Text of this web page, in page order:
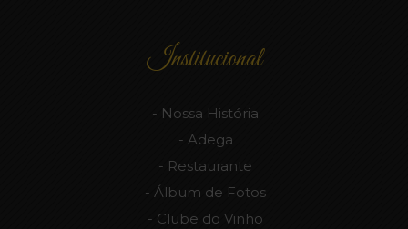
Institucional
Nossa História
Adega
Restaurante
Álbum de Fotos
Clube do Vinho